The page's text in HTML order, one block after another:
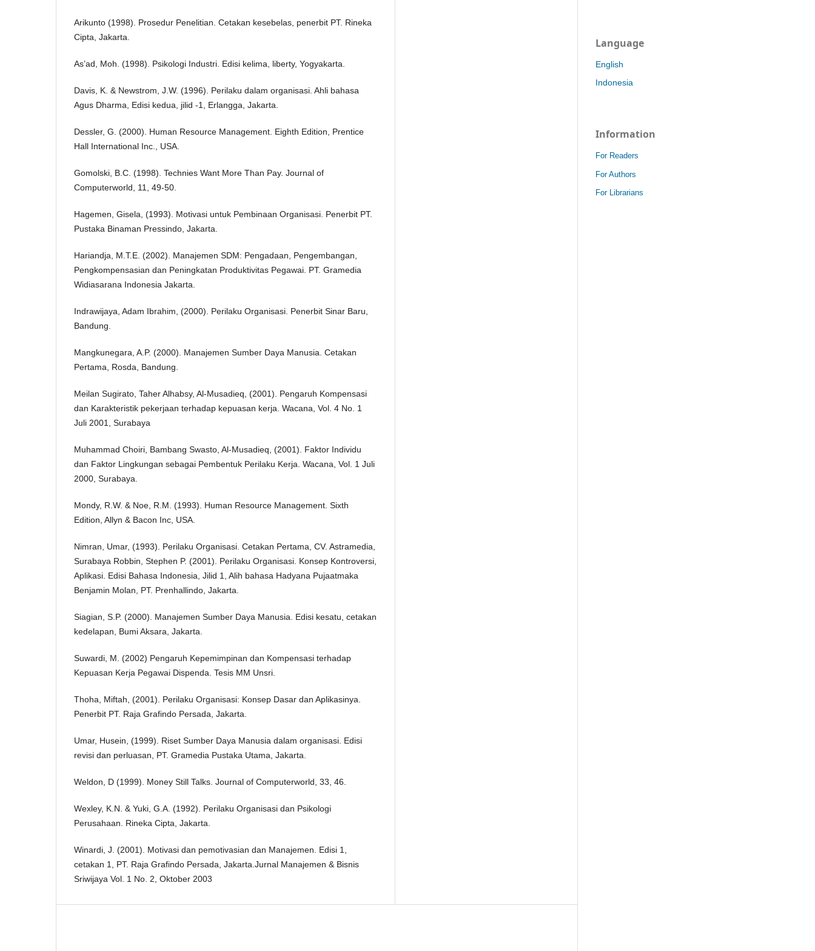
Arikunto (1998). Prosedur Penelitian. Cetakan kesebelas, penerbit PT. Rineka
Cipta, Jakarta.
As’ad, Moh. (1998). Psikologi Industri. Edisi kelima, liberty, Yogyakarta.
Davis, K. & Newstrom, J.W. (1996). Perilaku dalam organisasi. Ahli bahasa
Agus Dharma, Edisi kedua, jilid -1, Erlangga, Jakarta.
Dessler, G. (2000). Human Resource Management. Eighth Edition, Prentice
Hall International Inc., USA.
Gomolski, B.C. (1998). Technies Want More Than Pay. Journal of
Computerworld, 11, 49-50.
Hagemen, Gisela, (1993). Motivasi untuk Pembinaan Organisasi. Penerbit PT.
Pustaka Binaman Pressindo, Jakarta.
Hariandja, M.T.E. (2002). Manajemen SDM: Pengadaan, Pengembangan,
Pengkompensasian dan Peningkatan Produktivitas Pegawai. PT. Gramedia
Widiasarana Indonesia Jakarta.
Indrawijaya, Adam Ibrahim, (2000). Perilaku Organisasi. Penerbit Sinar Baru,
Bandung.
Mangkunegara, A.P. (2000). Manajemen Sumber Daya Manusia. Cetakan
Pertama, Rosda, Bandung.
Meilan Sugirato, Taher Alhabsy, Al-Musadieq, (2001). Pengaruh Kompensasi
dan Karakteristik pekerjaan terhadap kepuasan kerja. Wacana, Vol. 4 No. 1
Juli 2001, Surabaya
Muhammad Choiri, Bambang Swasto, Al-Musadieq, (2001). Faktor Individu
dan Faktor Lingkungan sebagai Pembentuk Perilaku Kerja. Wacana, Vol. 1 Juli
2000, Surabaya.
Mondy, R.W. & Noe, R.M. (1993). Human Resource Management. Sixth
Edition, Allyn & Bacon Inc, USA.
Nimran, Umar, (1993). Perilaku Organisasi. Cetakan Pertama, CV. Astramedia,
Surabaya Robbin, Stephen P. (2001). Perilaku Organisasi. Konsep Kontroversi,
Aplikasi. Edisi Bahasa Indonesia, Jilid 1, Alih bahasa Hadyana Pujaatmaka
Benjamin Molan, PT. Prenhallindo, Jakarta.
Siagian, S.P. (2000). Manajemen Sumber Daya Manusia. Edisi kesatu, cetakan
kedelapan, Bumi Aksara, Jakarta.
Suwardi, M. (2002) Pengaruh Kepemimpinan dan Kompensasi terhadap
Kepuasan Kerja Pegawai Dispenda. Tesis MM Unsri.
Thoha, Miftah, (2001). Perilaku Organisasi: Konsep Dasar dan Aplikasinya.
Penerbit PT. Raja Grafindo Persada, Jakarta.
Umar, Husein, (1999). Riset Sumber Daya Manusia dalam organisasi. Edisi
revisi dan perluasan, PT. Gramedia Pustaka Utama, Jakarta.
Weldon, D (1999). Money Still Talks. Journal of Computerworld, 33, 46.
Wexley, K.N. & Yuki, G.A. (1992). Perilaku Organisasi dan Psikologi
Perusahaan. Rineka Cipta, Jakarta.
Winardi, J. (2001). Motivasi dan pemotivasian dan Manajemen. Edisi 1,
cetakan 1, PT. Raja Grafindo Persada, Jakarta.Jurnal Manajemen & Bisnis
Sriwijaya Vol. 1 No. 2, Oktober 2003
Language
English
Indonesia
Information
For Readers
For Authors
For Librarians